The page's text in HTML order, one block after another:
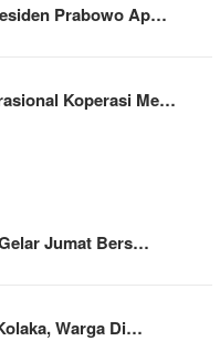
Prabowo Ap…
Koperasi Me…
Jumat Bers…
Warga Di…